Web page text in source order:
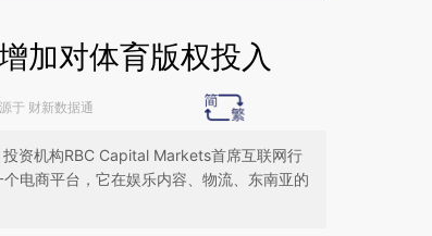
加对体育版权投入
于 财新数据通
资机构RBC Capital Markets首席互联网行
电商平台，它在娱乐内容、物流、东南亚的